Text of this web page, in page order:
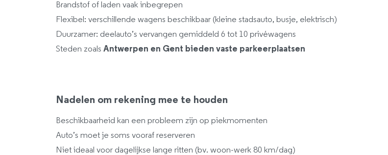
Brandstof of laden vaak inbegrepen
Flexibel: verschillende wagens beschikbaar (kleine stadsauto, busje, elektrisch)
Duurzamer: deelauto’s vervangen gemiddeld 6 tot 10 privéwagens
Steden zoals Antwerpen en Gent bieden vaste parkeerplaatsen
Nadelen om rekening mee te houden
Beschikbaarheid kan een probleem zijn op piekmomenten
Auto’s moet je soms vooraf reserveren
Niet ideaal voor dagelijkse lange ritten (bv. woon-werk 80 km/dag)